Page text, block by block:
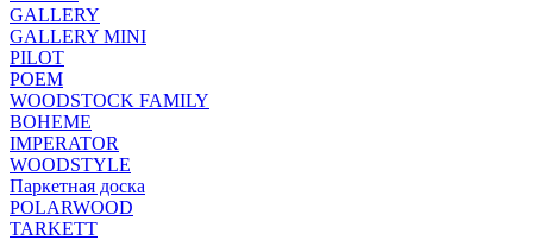
GALLERY
GALLERY MINI
PILOT
POEM
WOODSTOCK FAMILY
BOHEME
IMPERATOR
WOODSTYLE
Паркетная доска
POLARWOOD
TARKETT